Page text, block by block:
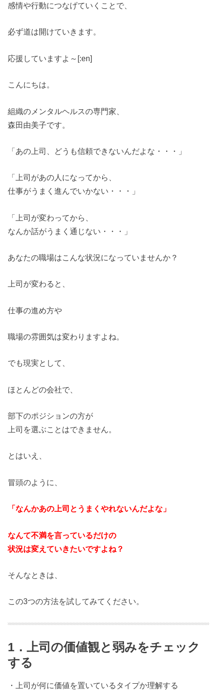
感情や行動につなげていくことで、
必ず道は開けていきます。
応援していますよ～[:en]
こんにちは。
組織のメンタルヘルスの専門家、
森田由美子です。
「あの上司、どうも信頼できないんだよな・・・」
「上司があの人になってから、
仕事がうまく進んでいかない・・・」
「上司が変わってから、
なんか話がうまく通じない・・・」
あなたの職場はこんな状況になっていませんか？
上司が変わると、
仕事の進め方や
職場の雰囲気は変わりますよね。
でも現実として、
ほとんどの会社で、
部下のポジションの方が
上司を選ぶことはできません。
とはいえ、
冒頭のように、
「なんかあの上司とうまくやれないんだよな」
なんて不満を言っているだけの
状況は変えていきたいですよね？
そんなときは、
この3つの方法を試してみてください。
1．上司の価値観と弱みをチェック
する
・上司が何に価値を置いているタイプか理解する